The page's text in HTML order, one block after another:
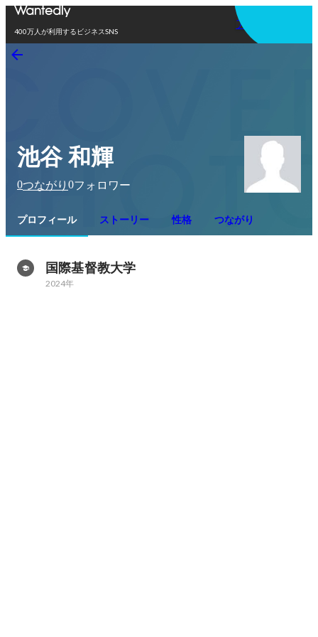
400万人が利用するビジネスSNS
アプリを使う
池谷 和輝
0つながり 0フォロワー
プロフィール ストーリー 性格 つながり
国際基督教大学
2024年